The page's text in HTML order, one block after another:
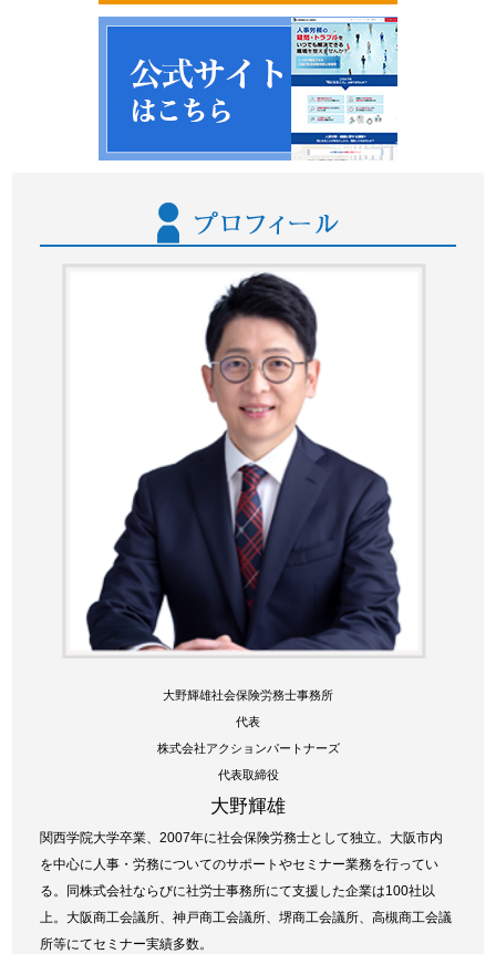
大野輝雄社会保険労務士事務所
代表
株式会社アクションパートナーズ
代表取締役
大野輝雄
関西学院大学卒業、2007年に社会保険労務士として独立。大阪市内
を中心に人事・労務についてのサポートやセミナー業務を行ってい
る。同株式会社ならびに社労士事務所にて支援した企業は100社以
上。大阪商工会議所、神戸商工会議所、堺商工会議所、高槻商工会議
所等にてセミナー実績多数。